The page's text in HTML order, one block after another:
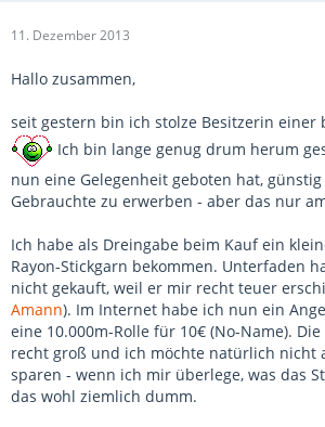
11. Dezember 2013
Hallo zusammen,
seit gestern bin ich stolze Besitzerin einer
Ich bin lange genug drum herum
nun eine Gelegenheit geboten hat,
Gebrauchte zu erwerben - aber das nur
Ich habe als Dreingabe beim Kauf ein
Rayon-Stickgarn bekommen. Unterfaden
nicht gekauft, weil er mir recht teuer
Amann). Im Internet habe ich nun ein
eine 10.000m-Rolle für 10€ (No-Name).
recht groß und ich möchte natürlich nicht
sparen - wenn ich mir überlege, was das
das wohl ziemlich dumm.